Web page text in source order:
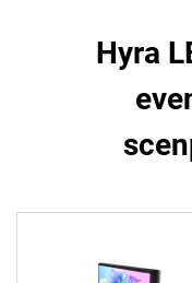
Hyra